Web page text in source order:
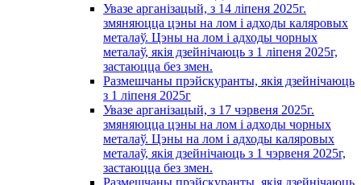
Увазе арганізацый, з 14 лiпеня 2025г.
змяняюцца цэны на лом і адходы каляровых
металаў. Цэны на лом і адходы чорных
металаў, якія дзейнічаюць з 1 лiпеня 2025г,
застаюцца без змен.
Размешчаны прэйскуранты, якія дзейнічаюць
з 1 лiпеня 2025г
Увазе арганізацый, з 17 чэрвеня 2025г.
змяняюцца цэны на лом і адходы чорных
металаў. Цэны на лом і адходы каляровых
металаў, якія дзейнічаюць з 1 чэрвеня 2025г,
застаюцца без змен.